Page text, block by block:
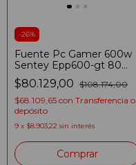
-26%
Fuente Pc Gamer 600w
Sentey Epp600-gt 80
Plus Bronze Atx 2.3
Negro
$80.129,00 $108.174,00
$68.109,65 con Transferencia o
depósito
9 x $8.903,22 sin interés